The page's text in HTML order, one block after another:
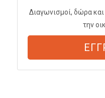
Διαγωνισμοί, δώρα και
την